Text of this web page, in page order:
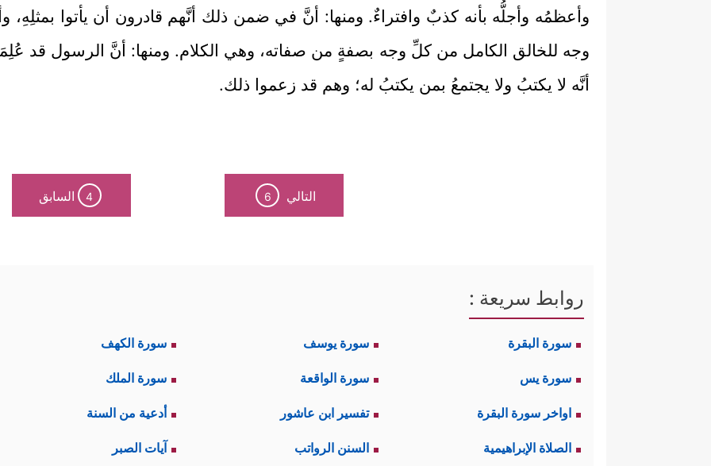
وأعظمُه وأجلُّه بأنه كذبٌ وافتراءٌ. ومنها: أنَّ في ضمن ذلك أنَّهم قادرون أن يأتوا
وجه للخالق الكامل من كلِّ وجه بصفةٍ من صفاته، وهي الكلام. ومنها: أنَّ الرسول قد
أنَّه لا يكتبُ ولا يجتمعُ بمن يكتبُ له؛ وهم قد زعموا ذلك.
التالي 6
4 السابق
روابط سريعة :
سورة البقرة سورة يوسف سورة الكهف
سورة يس سورة الواقعة سورة الملك
اواخر سورة البقرة تفسير ابن عاشور أدعية من السنة
الصلاة الإبراهيمية السنن الرواتب آيات الصبر